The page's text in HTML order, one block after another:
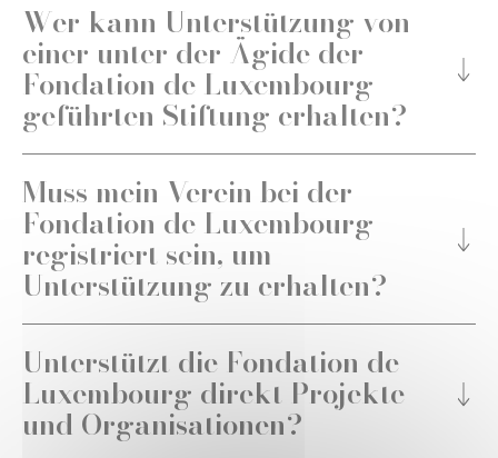
Wer kann Unterstützung von
einer unter der Ägide der
Fondation de Luxembourg
geführten Stiftung erhalten?
Muss mein Verein bei der
Fondation de Luxembourg
registriert sein, um
Unterstützung zu erhalten?
Unterstützt die Fondation de
Luxembourg direkt Projekte
und Organisationen?